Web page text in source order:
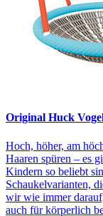
Original Huck
Hoch, höher, am
Haaren spüren – es
Kindern so beliebt
Schaukelvarianten,
wir wie immer
auch für körperlich